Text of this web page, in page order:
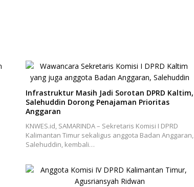
Infrastruktur Masih Jadi Sorotan DPRD Kaltim,
Salehuddin Dorong Penajaman Prioritas
Anggaran
KNWES.id, SAMARINDA – Sekretaris Komisi I DPRD
Kalimantan Timur sekaligus anggota Badan Anggaran,
Salehuddin, kembali…